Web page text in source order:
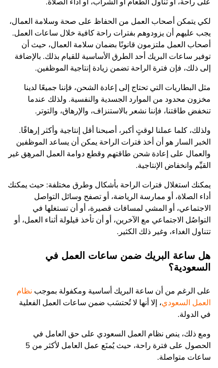
لكي يتمكن أصحاب العمل من الحفاظ على صحة وسلامة العمال،
يجب عليهم أن يزودوهم بفترات راحة كافية خلال ساعات العمل.
أصحاب العمل ملتزمون قانونًا بضمان سلامة العمال، حيث أن
توفير ساعات البريك أحد الطرق الأساسية للقيام بذلك. بالإضافة
إلى ذلك، فإن فترة الراحة تضمن زيادة إنتاجية الموظفين.
مثل البطاريات التي تحتاج إلى إعادة الشحن، فإننا جميعًا لدينا
مخزون محدود من الموارد الجسدية والنفسية. ولذلك عندما
تنخفض طاقتنا، فإننا نشعر بالاستنزاف، والإرهاق، والتوتر.
ولذلك، كلما عملنا لوقتٍ أكبر، أصبحنا أقل إنتاجية وأكثر إرهاقًا.
الخبر السار هو أن أخذ فترات الراحة يمكن أن يساعد الموظفين
والعمال على إعادة شحن طاقتهم وقطع دوامة العمل المرهِق غير
القيِّم وانخفاض الإنتاجية.
يمكنك استغلال فترات الراحة بأشكال وطرق مختلفة: حيث يمكنك
أداء الصلاة، أو ممارسة الرياضة، أو تصفح وسائل التواصل
الاجتماعي، أو المشي لمسافات قصيرة، أو أن تستغلها في
التواصُل الاجتماعي مع الآخرين، أو أن تأخذ قيلولة أثناء العمل، أو
تتناول الغداء، وغير ذلك الكثير.
هل ساعة البريك ضمن ساعات العمل في
السعودية؟
على الرغم من أن ساعة البريك أساسية ومكفولة بموجب نظام
العمل السعودي، إلا أنها لا تُحتسَب ضمن ساعات العمل الفعلية
في الدولة.
ومع ذلك، ينص نظام العمل السعودي على حق العامل في
الحصول على فترة راحة، حيث يُمنَع عمل العامل لأكثر من 5
ساعات متواصلة.